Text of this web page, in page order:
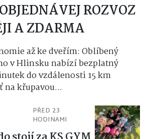
OBJEDNÁVEJ ROZVOZ
A ZDARMA
až ke dveřím: Oblíbený
v Hlinsku nabízí bezplatný
do vzdálenosti 15 km
na křupavou...
PŘED 23
HODINAMI